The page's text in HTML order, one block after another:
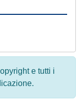
e tutti i